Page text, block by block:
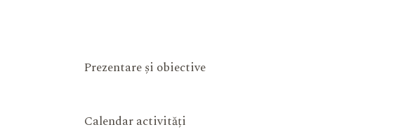
Prezentare și obiective
Calendar activități